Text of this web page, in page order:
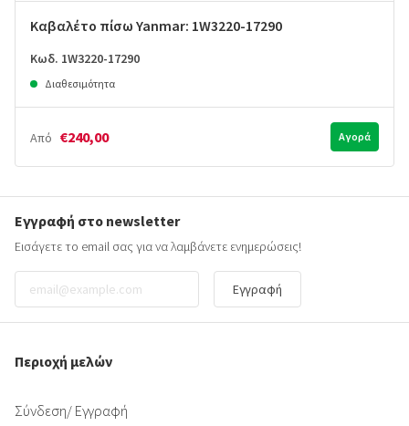
Καβαλέτο πίσω Yanmar: 1W3220-17290
Κωδ. 1W3220-17290
Διαθεσιμότητα
Από €240,00 Αγορά
Εγγραφή στο newsletter
Εισάγετε το email σας για να λαμβάνετε ενημερώσεις!
Εγγραφή
Περιοχή μελών
Σύνδεση/ Εγγραφή